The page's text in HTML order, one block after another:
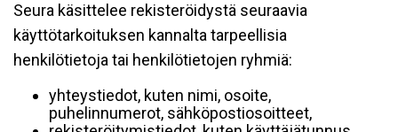
Seura käsittelee rekisteröidystä seuraavia
käyttötarkoituksen kannalta tarpeellisia
henkilötietoja tai henkilötietojen ryhmiä:
yhteystiedot, kuten nimi, osoite,
puhelinnumerot, sähköpostiosoitteet,